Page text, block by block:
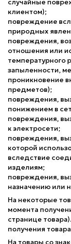
случайные
клиентом);
повреждение
природных
повреждения,
отношения или
температурного
запыленности,
проникновение
предметов);
повреждения,
понижением в
повреждения,
к электросети;
повреждения,
которой
вследствие
изделиям;
повреждения,
назначению или
На некоторые
момента
странице
получения
На товары со